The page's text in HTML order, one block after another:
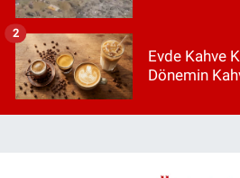
Evde Kahve
Dönemin
2